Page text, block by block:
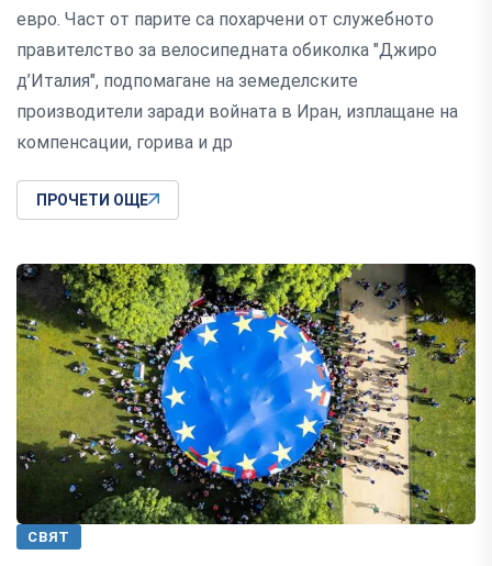
евро. Част от парите са похарчени от служебното
правителство за велосипедната обиколка "Джиро
д’Италия", подпомагане на земеделските
производители заради войната в Иран, изплащане на
компенсации, горива и др
ПРОЧЕТИ ОЩЕ
СВЯТ